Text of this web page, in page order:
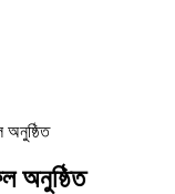
অনুষ্ঠিত
অনুষ্ঠিত